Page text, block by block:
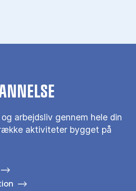
arbejdsliv gennem hele din
aktiviteter bygget på